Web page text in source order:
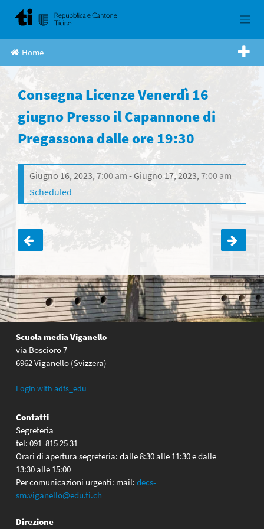
Home
Consegna Licenze Venerdì 16
giugno Presso il Capannone di
Pregassona dalle ore 19:30
Giugno 16, 2023, 7:00 am Giugno 17, 2023, 7:00 am
Scheduled
Navigazione
articoli
Scuola media Viganello
via Boscioro 7
6962 Viganello (Svizzera)
Login with adfs_edu
Contatti
Segreteria
tel: 091 815 25 31
Orari di apertura segreteria: dalle 8:30 alle 11:30 e dalle
13:30 alle 15:00
Per comunicazioni urgenti: mail: decs-
sm.viganello@edu.ti.ch
Direzione